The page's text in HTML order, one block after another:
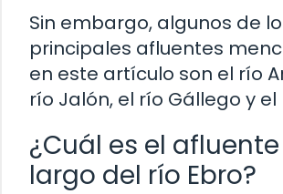
Sin embargo, algunos de
principales afluentes
en este artículo son el río
río Jalón, el río Gállego y el
¿Cuál es el
largo del río Ebro?